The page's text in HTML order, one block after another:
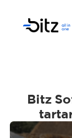
Bitz